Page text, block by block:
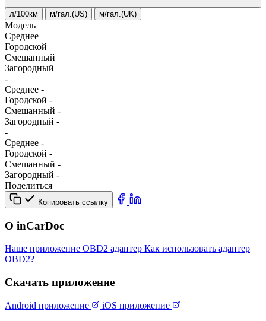
л/100км м/гал.(US) м/гал.(UK)
Модель
Среднее
Городской
Смешанный
Загородный
-
Среднее -
Городской -
Смешанный -
Загородный -
-
Среднее -
Городской -
Смешанный -
Загородный -
Поделиться
Копировать ссылку
О inCarDoc
Наше приложение OBD2 адаптер Как использовать адаптер
OBD2?
Скачать приложение
Android приложение iOS приложение